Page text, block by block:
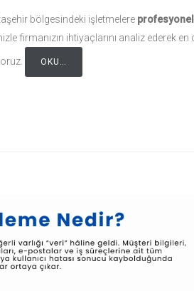
bölgesindeki işletmelere profesyonel
firmanızın ihtiyaçlarını analiz ederek
OKU…